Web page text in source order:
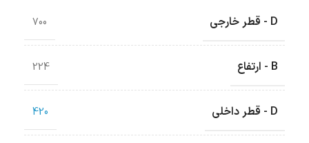
D - قطر خارجی 700
B - ارتفاع 224
D - قطر داخلی 420